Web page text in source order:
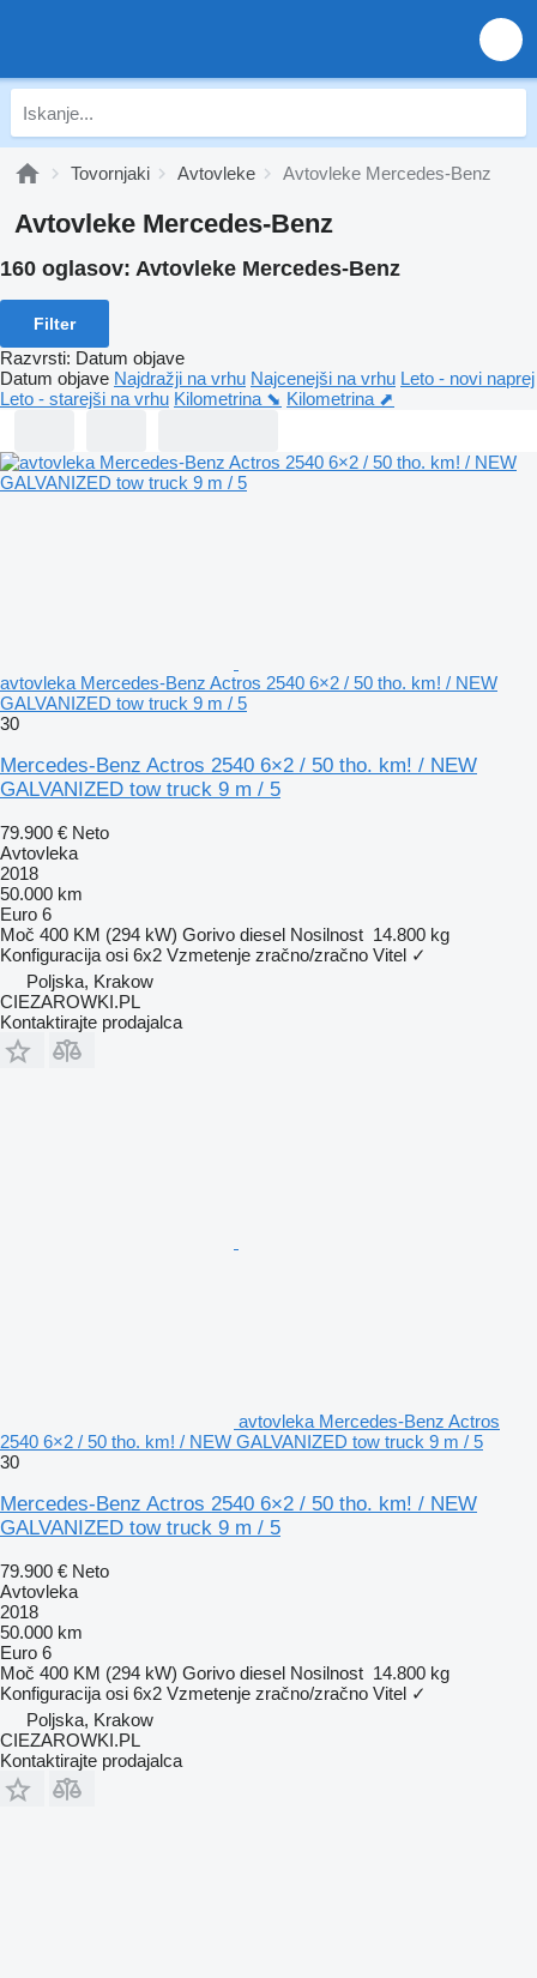
Tovornjaki Avtovleke Avtovleke Mercedes-Benz
Avtovleke Mercedes-Benz
160 oglasov: Avtovleke Mercedes-Benz
Filter
Razvrsti: Datum objave
Datum objave Najdražji na vrhu Najcenejši na vrhu Leto - novi naprej
Leto - starejši na vrhu Kilometrina ⬊ Kilometrina ⬈
avtovleka Mercedes-Benz Actros 2540 6×2 / 50 tho. km! / NEW
GALVANIZED tow truck 9 m / 5
30
Mercedes-Benz Actros 2540 6×2 / 50 tho. km! / NEW
GALVANIZED tow truck 9 m / 5
79.900 € Neto
Avtovleka
2018
50.000 km
Euro 6
Moč 400 KM (294 kW) Gorivo diesel Nosilnost 14.800 kg
Konfiguracija osi 6x2 Vzmetenje zračno/zračno Vitel ✓
Poljska, Krakow
CIEZAROWKI.PL
Kontaktirajte prodajalca
avtovleka Mercedes-Benz Actros
2540 6×2 / 50 tho. km! / NEW GALVANIZED tow truck 9 m / 5
30
Mercedes-Benz Actros 2540 6×2 / 50 tho. km! / NEW
GALVANIZED tow truck 9 m / 5
79.900 € Neto
Avtovleka
2018
50.000 km
Euro 6
Moč 400 KM (294 kW) Gorivo diesel Nosilnost 14.800 kg
Konfiguracija osi 6x2 Vzmetenje zračno/zračno Vitel ✓
Poljska, Krakow
CIEZAROWKI.PL
Kontaktirajte prodajalca